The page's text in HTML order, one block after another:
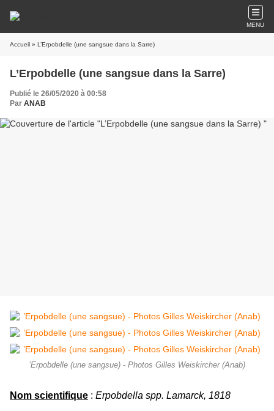
MENU
Accueil » L’Erpobdelle (une sangsue dans la Sarre)
L’Erpobdelle (une sangsue dans la Sarre)
Publié le 26/05/2020 à 00:58
Par ANAB
’Erpobdelle (une sangsue) - Photos Gilles Weiskircher (Anab)
Nom scientifique : Erpobdella spp. Lamarck, 1818